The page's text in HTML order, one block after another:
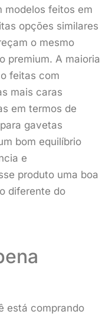
modelos feitos em
opções similares
o mesmo
premium. A maioria
feitas com
mais caras
em termos de
gavetas
bom equilíbrio
e
produto uma boa
diferente do
está comprando